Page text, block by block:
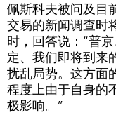
佩斯科夫被问及目
交易的新闻调查时
时，回答说：“普
定、我们即将到来
扰乱局势。这方面
程度上由于自身的
极影响。”